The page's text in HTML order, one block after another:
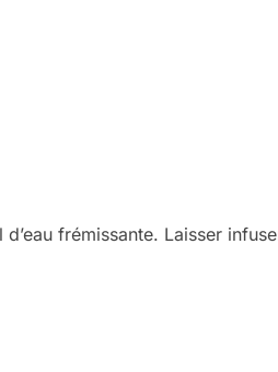
frémissante. Laisser